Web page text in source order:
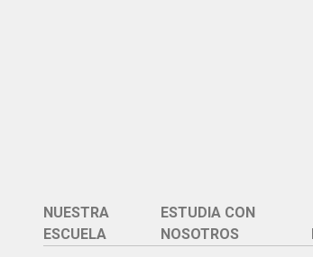
NUESTRA
ESCUELA
ESTUDIA CON
NOSOTROS